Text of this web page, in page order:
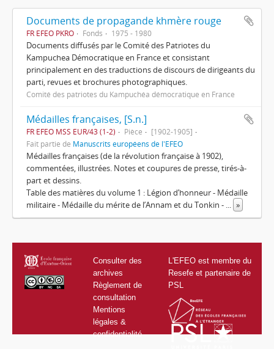
Documents de propagande khmère rouge
FR EFEO PKRO Fonds 1975 - 1980
Documents diffusés par le Comité des Patriotes du
Kampuchea Démocratique en France et consistant
principalement en des traductions de discours de dirigeants du
parti, revues et brochures photographiques.
Comité des patriotes du Kampuchéa démocratique en France
Médailles françaises, [S.n.]
FR EFEO MSS EUR/43 (1-2) Pièce
[1902-1905]
Fait partie de Manuscrits européens de l'EFEO
Médailles françaises (de la révolution française à 1902),
commentées, illustrées. Notes et coupures de presse, tirés-à-
part et dessins.
Table des matières du volume 1 : Légion d’honneur - Médaille
militaire - Médaille du mérite de l’Annam et du Tonkin - ... »
Consulter des
archives
Règlement de
consultation
Mentions
légales &
confidentialité
L'EFEO est membre du
Resefe et partenaire de
PSL